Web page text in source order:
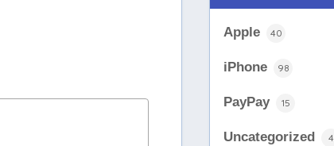
Apple 40
iPhone 98
PayPay 15
Uncategorized 4